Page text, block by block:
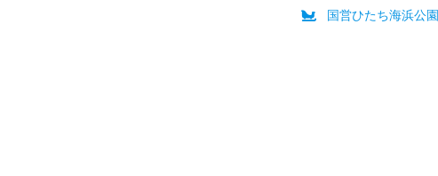
国営ひたち海浜公園